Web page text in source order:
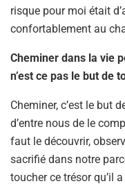
risque pour moi était
confortablement au
Cheminer dans la vie
n’est ce pas le but de
Cheminer, c’est le but
d’entre nous de le
faut le découvrir,
sacrifié dans notre
toucher ce trésor qu’il